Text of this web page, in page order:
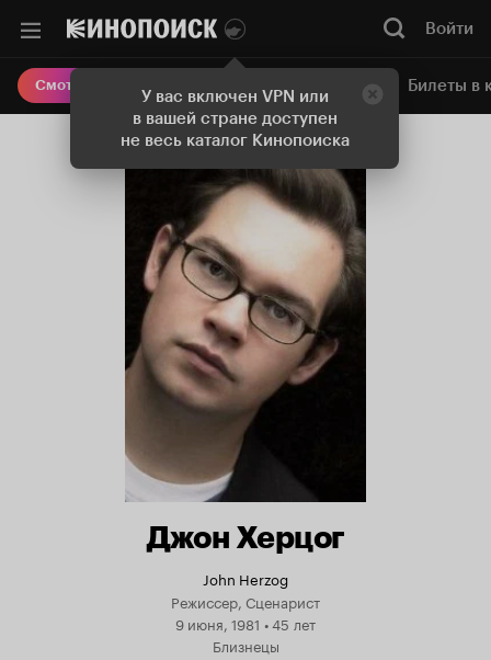
У вас включен VPN или
в вашей стране доступен
не весь каталог Кинопоиска
Войти
Смотреть кино Онлайн-кинотеатр Билеты в
Джон Херцог
John Herzog
Режиссер, Сценарист
9 июня, 1981 •45 лет
Близнецы